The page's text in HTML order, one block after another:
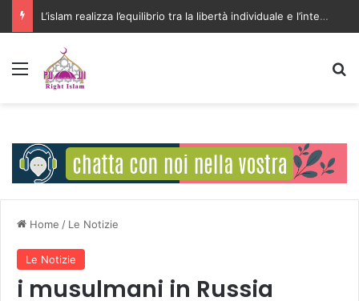
L’islam realizza l’equilibrio tra la libertà individuale e l’interesse della comunità
Menu
Home / Le Notizie
Le Notizie
i musulmani in Russia